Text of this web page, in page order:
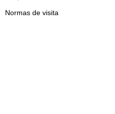
Normas de visita